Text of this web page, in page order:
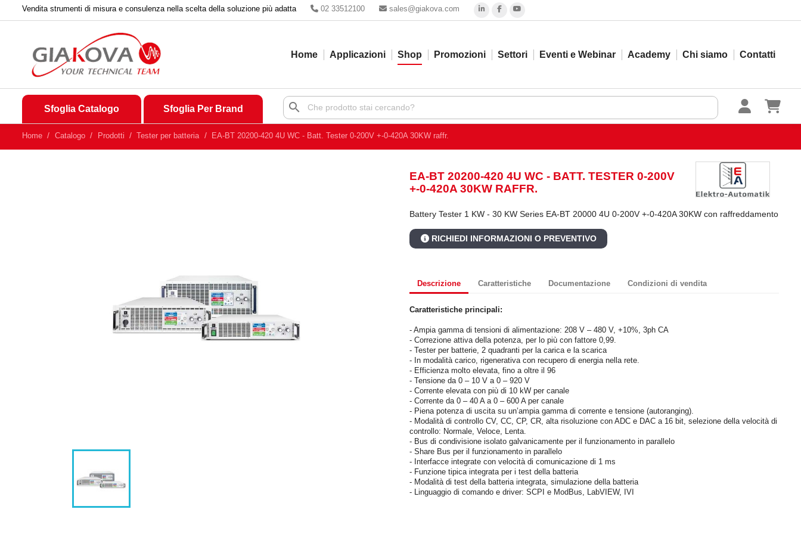
Vendita strumenti di misura e consulenza nella scelta della soluzione più adatta 02 33512100 sales@giakova.com
Home Applicazioni Shop Promozioni Settori Eventi e Webinar Academy Chi siamo Contatti
Sfoglia Catalogo Sfoglia Per Brand search
Home Catalogo Prodotti Tester per batteria EA-BT 20200-420 4U WC - Batt. Tester 0-200V +-0-420A 30KW raffr.
EA-BT 20200-420 4U WC - BATT. TESTER 0-200V
+-0-420A 30KW RAFFR.
Battery Tester 1 KW - 30 KW Series EA-BT 20000 4U 0-200V +-0-420A 30KW con raffreddamento
RICHIEDI INFORMAZIONI O PREVENTIVO
Descrizione Caratteristiche Documentazione Condizioni di vendita
Caratteristiche principali:
- Ampia gamma di tensioni di alimentazione: 208 V – 480 V, +10%, 3ph CA
- Correzione attiva della potenza, per lo più con fattore 0,99.
- Tester per batterie, 2 quadranti per la carica e la scarica
- In modalità carico, rigenerativa con recupero di energia nella rete.
- Efficienza molto elevata, fino a oltre il 96
- Tensione da 0 – 10 V a 0 – 920 V
- Corrente elevata con più di 10 kW per canale
- Corrente da 0 – 40 A a 0 – 600 A per canale
- Piena potenza di uscita su un’ampia gamma di corrente e tensione (autoranging).
- Modalità di controllo CV, CC, CP, CR, alta risoluzione con ADC e DAC a 16 bit, selezione della velocità di
controllo: Normale, Veloce, Lenta.
- Bus di condivisione isolato galvanicamente per il funzionamento in parallelo
- Share Bus per il funzionamento in parallelo
- Interfacce integrate con velocità di comunicazione di 1 ms
- Funzione tipica integrata per i test della batteria
- Modalità di test della batteria integrata, simulazione della batteria
- Linguaggio di comando e driver: SCPI e ModBus, LabVIEW, IVI